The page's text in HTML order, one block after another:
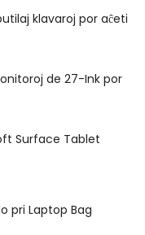
klavaroj por aĉeti
de 27-Ink por
Surface Tablet
pri Laptop Bag